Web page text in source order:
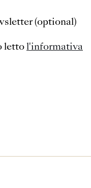
(optional)
lettol'informativa